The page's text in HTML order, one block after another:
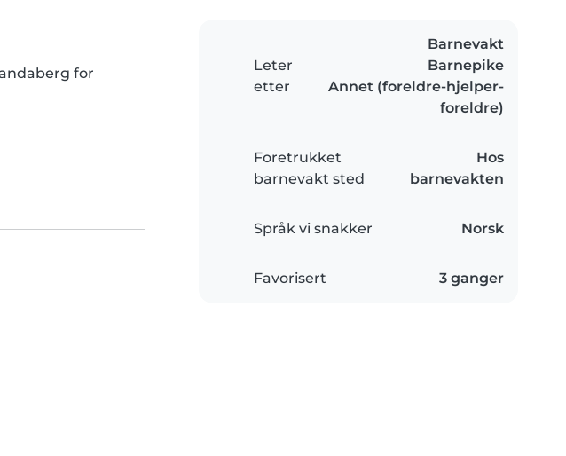
for
Leter
etter
Barnevakt
Barnepike
Annet (foreldre-hjelper-
foreldre)
Foretrukket
barnevakt sted
Hos
barnevakten
Språk vi snakker Norsk
Favorisert 3 ganger